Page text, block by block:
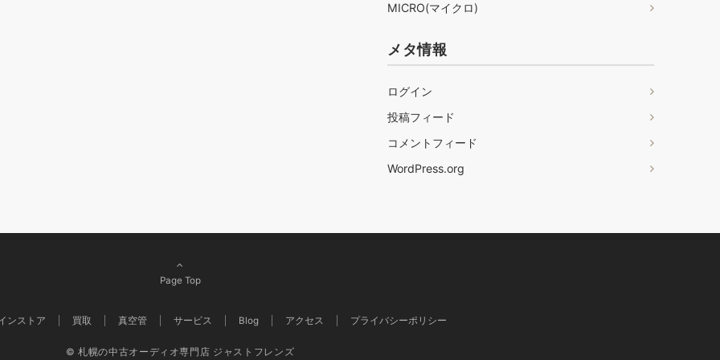
MICRO(マイクロ)
メタ情報
ログイン
投稿フィード
コメントフィード
WordPress.org
Page Top
ンストア 買取 真空管 サービス Blog アクセス プライバシーポリシー
© 札幌の中古オーディオ専門店 ジャストフレンズ